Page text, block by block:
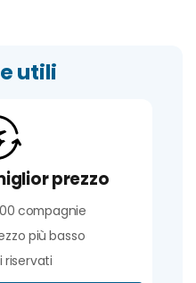
utili
prezzo
compagnie
più basso
riservati